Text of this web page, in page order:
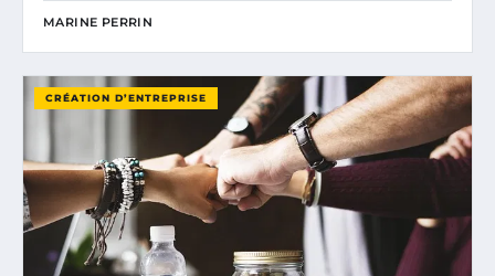
MARINE PERRIN
CRÉATION D’ENTREPRISE